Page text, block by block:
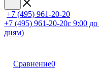
+7 (495) 961-20-20
+7 (495) 961-20-20с 9:00
дням)
Сравнение0